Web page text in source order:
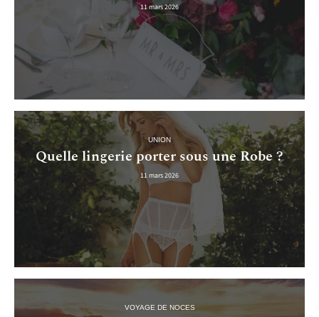
11 mars 2026
UNION
Quelle lingerie porter sous une Robe ?
11 mars 2026
VOYAGE DE NOCES